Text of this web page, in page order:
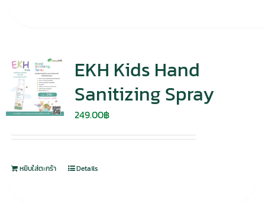
EKH Kids Hand
Sanitizing Spray
249.00฿
หยิบใส่ตะกร้า Details